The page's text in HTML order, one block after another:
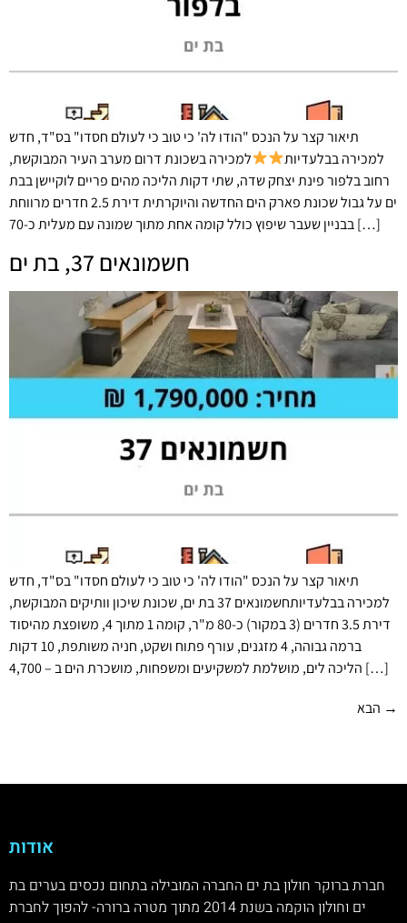
תיאור קצר על הנכס "הודו לה' כי טוב כי לעולם חסדו" בס"ד, חדש
למכירה בבלעדיות
למכירה בשכונת דרום מערב העיר המבוקשת,
רחוב בלפור פינת יצחק שדה, שתי דקות הליכה מהים פריים לוקיישן בבת
ים על גבול שכונת פארק הים החדשה והיוקרתית דירת 2.5 חדרים מרווחת
בבניין שעבר שיפוץ כולל קומה אחת מתוך שמונה עם מעלית כ-70 […]
חשמונאים 37, בת ים
תיאור קצר על הנכס "הודו לה' כי טוב כי לעולם חסדו" בס"ד, חדש
למכירה בבלעדיותחשמונאים 37 בת ים, שכונת שיכון וותיקים המבוקשת,
דירת 3.5 חדרים (3 במקור) כ-80 מ"ר, קומה 1 מתוך 4, משופצת מהיסוד
ברמה גבוהה, 4 מזגנים, עורף פתוח ושקט, חניה משותפת, 10 דקות
הליכה לים, מושלמת למשקיעים ומשפחות, מושכרת הים ב – 4,700 […]
→
אודות
חברת ברוקר חולון בת ים החברה המובילה בתחום נכסים בערים בת
ים וחולון הוקמה בשנת 2014 מתוך מטרה ברורה- להפוך לחברת